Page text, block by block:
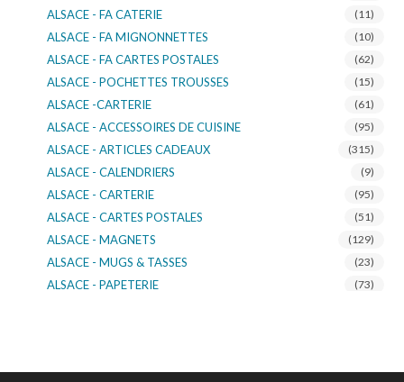
ALSACE - FA CATERIE (11)
ALSACE - FA MIGNONNETTES (10)
ALSACE - FA CARTES POSTALES (62)
ALSACE - POCHETTES TROUSSES (15)
ALSACE -CARTERIE (61)
ALSACE - ACCESSOIRES DE CUISINE (95)
ALSACE - ARTICLES CADEAUX (315)
ALSACE - CALENDRIERS (9)
ALSACE - CARTERIE (95)
ALSACE - CARTES POSTALES (51)
ALSACE - MAGNETS (129)
ALSACE - MUGS & TASSES (23)
ALSACE - PAPETERIE (73)